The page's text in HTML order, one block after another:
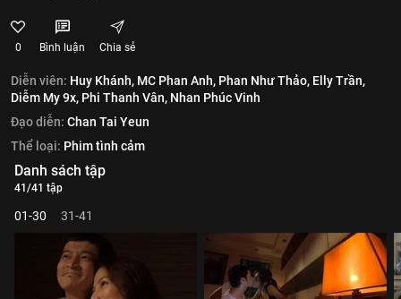
0 Bình luận Chia sẻ
Diễn viên: Huy Khánh, MC Phan Anh, Phan Như Thảo, Elly Trần,
Diễm My 9x, Phi Thanh Vân, Nhan Phúc Vinh
Đạo diễn: Chan Tai Yeun
Thể loại: Phim tình cảm
Danh sách tập
41/41 tập
01-30 31-41